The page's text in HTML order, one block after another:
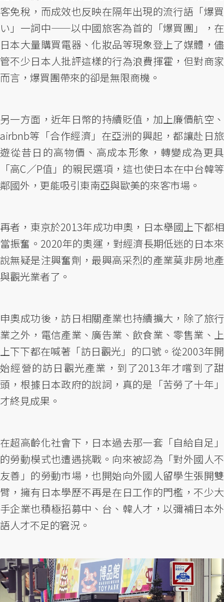
客免稅，而成效也反映在隔年出現的流行語「爆買
い」一詞中——以中國旅客為首的「爆買團」，在
日本大量購買電器、化妝品等現象登上了媒體，儘
管不少日本人批評這樣的行為浪費揮霍，但對商家
而言，爆買團帶來的卻是無限商機。
另一方面，近年日幣的持續貶值，加上廉價航空、
airbnb等「合作經濟」在亞洲的興起，都讓赴日旅
遊從昔日的高物價、高成本形象，轉變成為更具
「高C／P值」的親民選項，這也使日本在中台韓等
鄰國外，更能吸引東南亞與歐美的來客市場。
再者，東京於2013年成功申奧，日本舉國上下都相
當振奮。2020年的奧運，對經濟長期低迷的日本來
說無疑是注興奮劑，最興高采烈的產業莫非房地產
與觀光業者了。
申奧成功後，訪日相關產業也持續擴大，除了旅行
業之外，電信產業、廣告業、飲食業、零售業、上
上下下都在喊著「訪日觀光」的口號。從2003年開
始經營的訪日觀光產業，到了2013年才嚐到了甜
頭，根據日本政府的說詞，真的是「苦勞了十年」
才終見成果。
在超高齡化社會下，日本過去那一套「自給自足」
的勞動模式也遭遇挑戰。向來被認為「對外國人不
友善」的勞動市場，也開始向外國人留學生張開雙
臂，擁有日本學歷不再是在日工作的門檻，不少大
手企業也積極招募中、台、韓人才，以彌補日本外
語人才不足的窘況。